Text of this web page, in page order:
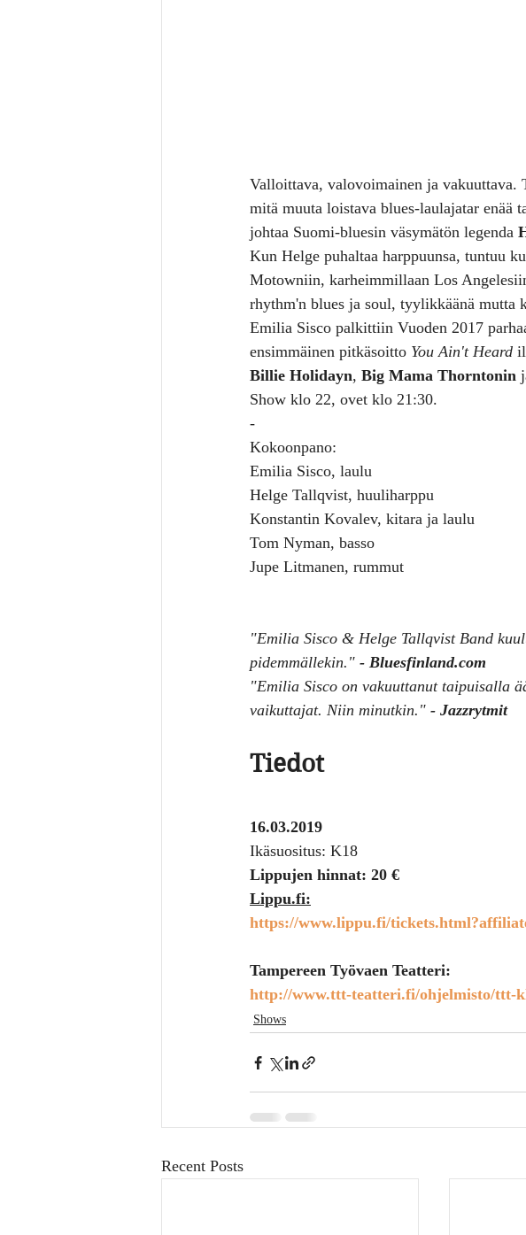
Valloittava, valovoimainen ja
mitä muuta loistava blues-laulajatar enää
johtaa Suomi-bluesin väsymätön legenda
Kun Helge puhaltaa harppuunsa, tuntuu
Motowniin, karheimmillaan Los
rhythm'n blues ja soul, tyylikkäänä mutta
Emilia Sisco palkittiin Vuoden 2017
ensimmäinen pitkäsoitto You Ain't Heard
Billie Holidayn, Big Mama Thorntonin
Show klo 22, ovet klo 21:30.
-
Kokoonpano:
Emilia Sisco, laulu
Helge Tallqvist, huuliharppu
Konstantin Kovalev, kitara ja laulu
Tom Nyman, basso
Jupe Litmanen, rummut
"Emilia Sisco & Helge Tallqvist Band
pidemmällekin." - Bluesfinland.com
"Emilia Sisco on vakuuttanut taipuisalla
vaikuttajat. Niin minutkin." - Jazzrytmit
Tiedot
16.03.2019
Ikäsuositus: K18
Lippujen hinnat: 20 €
Lippu.fi:
https://www.lippu.fi/
Tampereen Työvaen Teatteri:
http://www.ttt-teatteri.fi/ohjelmisto/ttt-
Shows
Recent Posts